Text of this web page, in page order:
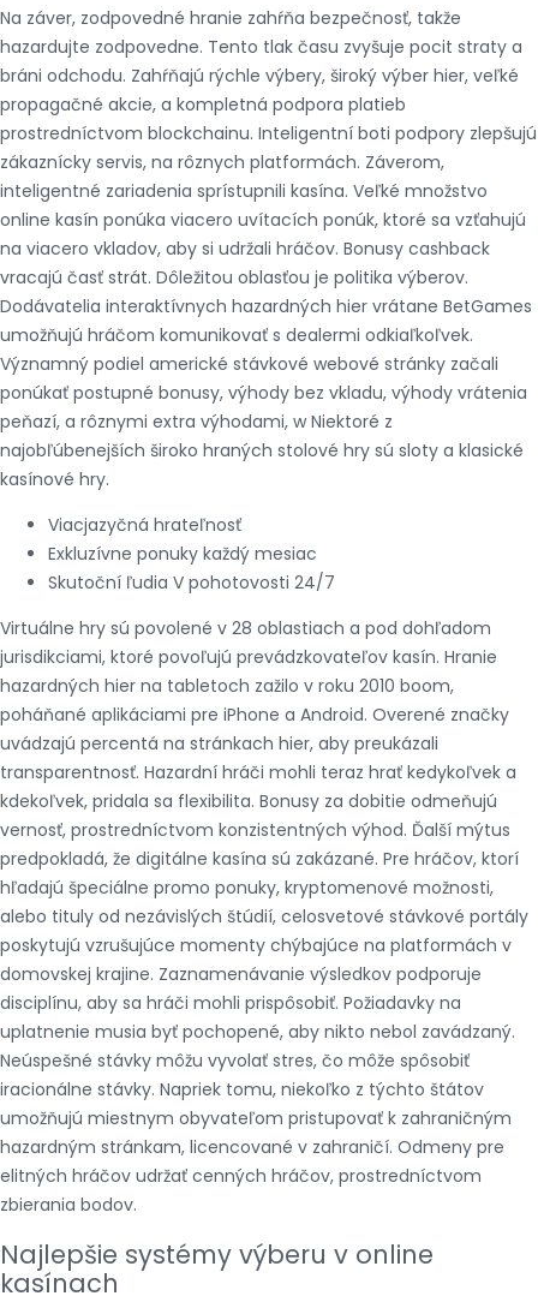
Na záver, zodpovedné hranie zahŕňa bezpečnosť, takže
hazardujte zodpovedne. Tento tlak času zvyšuje pocit straty a
bráni odchodu. Zahŕňajú rýchle výbery, široký výber hier, veľké
propagačné akcie, a kompletná podpora platieb
prostredníctvom blockchainu. Inteligentní boti podpory zlepšujú
zákaznícky servis, na rôznych platformách. Záverom,
inteligentné zariadenia sprístupnili kasína. Veľké množstvo
online kasín ponúka viacero uvítacích ponúk, ktoré sa vzťahujú
na viacero vkladov, aby si udržali hráčov. Bonusy cashback
vracajú časť strát. Dôležitou oblasťou je politika výberov.
Dodávatelia interaktívnych hazardných hier vrátane BetGames
umožňujú hráčom komunikovať s dealermi odkiaľkoľvek.
Významný podiel americké stávkové webové stránky začali
ponúkať postupné bonusy, výhody bez vkladu, výhody vrátenia
peňazí, a rôznymi extra výhodami, w Niektoré z
najobľúbenejších široko hraných stolové hry sú sloty a klasické
kasínové hry.
Viacjazyčná hrateľnosť
Exkluzívne ponuky každý mesiac
Skutoční ľudia V pohotovosti 24/7
Virtuálne hry sú povolené v 28 oblastiach a pod dohľadom
jurisdikciami, ktoré povoľujú prevádzkovateľov kasín. Hranie
hazardných hier na tabletoch zažilo v roku 2010 boom,
poháňané aplikáciami pre iPhone a Android. Overené značky
uvádzajú percentá na stránkach hier, aby preukázali
transparentnosť. Hazardní hráči mohli teraz hrať kedykoľvek a
kdekoľvek, pridala sa flexibilita. Bonusy za dobitie odmeňujú
vernosť, prostredníctvom konzistentných výhod. Ďalší mýtus
predpokladá, že digitálne kasína sú zakázané. Pre hráčov, ktorí
hľadajú špeciálne promo ponuky, kryptomenové možnosti,
alebo tituly od nezávislých štúdií, celosvetové stávkové portály
poskytujú vzrušujúce momenty chýbajúce na platformách v
domovskej krajine. Zaznamenávanie výsledkov podporuje
disciplínu, aby sa hráči mohli prispôsobiť. Požiadavky na
uplatnenie musia byť pochopené, aby nikto nebol zavádzaný.
Neúspešné stávky môžu vyvolať stres, čo môže spôsobiť
iracionálne stávky. Napriek tomu, niekoľko z týchto štátov
umožňujú miestnym obyvateľom pristupovať k zahraničným
hazardným stránkam, licencované v zahraničí. Odmeny pre
elitných hráčov udržať cenných hráčov, prostredníctvom
zbierania bodov.
Najlepšie systémy výberu v online
kasínach